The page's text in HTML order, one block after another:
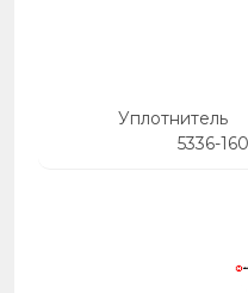
Уплотнитель
5336-